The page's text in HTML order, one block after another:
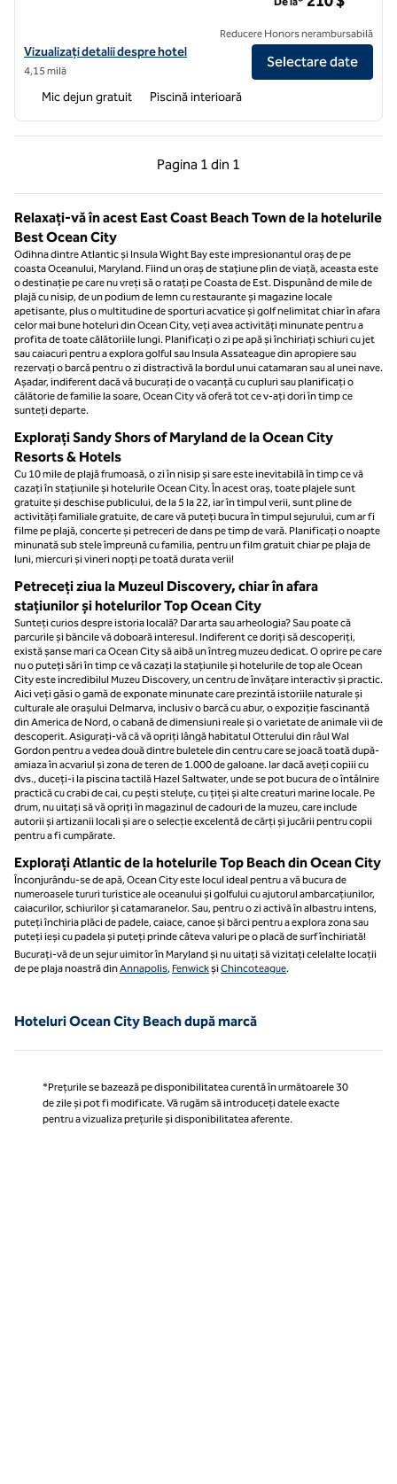
Vizualizați detaliile hotelului pentru Home2 Suites by Hilton Ocean
Vizualizați detalii despre hotel
4,15 milă
Reducere Honors nerambursabilă
Selectare date
Mic dejun gratuit Piscină interioară
Pagina 1 din 1
Pagina anterioară, 1 din 1
Pagina 1 din 1
Relaxați-vă în acest East Coast Beach Town de la hotelurile
Best Ocean City
Odihna dintre Atlantic și Insula Wight Bay este impresionantul oraș de pe
coasta Oceanului, Maryland. Fiind un oraș de stațiune plin de viață, aceasta este
o destinație pe care nu vreți să o ratați pe Coasta de Est. Dispunând de mile de
plajă cu nisip, de un podium de lemn cu restaurante și magazine locale
apetisante, plus o multitudine de sporturi acvatice și golf nelimitat chiar în afara
celor mai bune hoteluri din Ocean City, veți avea activități minunate pentru a
profita de toate călătoriile lungi. Planificați o zi pe apă și închiriați schiuri cu jet
sau caiacuri pentru a explora golful sau Insula Assateague din apropiere sau
rezervați o barcă pentru o zi distractivă la bordul unui catamaran sau al unei nave.
Așadar, indiferent dacă vă bucurați de o vacanță cu cupluri sau planificați o
călătorie de familie la soare, Ocean City vă oferă tot ce v-ați dori în timp ce
sunteți departe.
Explorați Sandy Shors of Maryland de la Ocean City
Resorts & Hotels
Cu 10 mile de plajă frumoasă, o zi în nisip și sare este inevitabilă în timp ce vă
cazați în stațiunile și hotelurile Ocean City. În acest oraș, toate plajele sunt
gratuite și deschise publicului, de la 5 la 22, iar în timpul verii, sunt pline de
activități familiale gratuite, de care vă puteți bucura în timpul sejurului, cum ar fi
filme pe plajă, concerte și petreceri de dans pe timp de vară. Planificați o noapte
minunată sub stele împreună cu familia, pentru un film gratuit chiar pe plaja de
luni, miercuri și vineri nopți pe toată durata verii!
Petreceți ziua la Muzeul Discovery, chiar în afara
stațiunilor și hotelurilor Top Ocean City
Sunteți curios despre istoria locală? Dar arta sau arheologia? Sau poate că
parcurile și băncile vă doboară interesul. Indiferent ce doriți să descoperiți,
există șanse mari ca Ocean City să aibă un întreg muzeu dedicat. O oprire pe care
nu o puteți sări în timp ce vă cazați la stațiunile și hotelurile de top ale Ocean
City este incredibilul Muzeu Discovery, un centru de învățare interactiv și practic.
Aici veți găsi o gamă de exponate minunate care prezintă istoriile naturale și
culturale ale orașului Delmarva, inclusiv o barcă cu abur, o expoziție fascinantă
din America de Nord, o cabană de dimensiuni reale și o varietate de animale vii de
descoperit. Asigurați-vă că vă opriți lângă habitatul Otterului din râul Wal
Gordon pentru a vedea două dintre buletele din centru care se joacă toată după-
amiaza în acvariul și zona de teren de 1.000 de galoane. Iar dacă aveți copiii cu
dvs., duceți-i la piscina tactilă Hazel Saltwater, unde se pot bucura de o întâlnire
practică cu crabi de cai, cu pești steluțe, cu țiței și alte creaturi marine locale. Pe
drum, nu uitați să vă opriți în magazinul de cadouri de la muzeu, care include
autorii și artizanii locali și are o selecție excelentă de cărți și jucării pentru copii
pentru a fi cumpărate.
Explorați Atlantic de la hotelurile Top Beach din Ocean City
Înconjurându-se de apă, Ocean City este locul ideal pentru a vă bucura de
numeroasele tururi turistice ale oceanului și golfului cu ajutorul ambarcațiunilor,
caiacurilor, schiurilor și catamaranelor. Sau, pentru o zi activă în albastru intens,
puteți închiria plăci de padele, caiace, canoe și bărci pentru a explora zona sau
puteți ieși cu padela și puteți prinde câteva valuri pe o placă de surf închiriată!
Bucurați-vă de un sejur uimitor în Maryland și nu uitați să vizitați celelalte locații
de pe plaja noastră dinAnnapolis, FenwickșiChincoteague.
Hoteluri Ocean City Beach după marcă
*Prețurile se bazează pe disponibilitatea curentă în următoarele 30
de zile și pot fi modificate. Vă rugăm să introduceți datele exacte
pentru a vizualiza prețurile și disponibilitatea aferente.